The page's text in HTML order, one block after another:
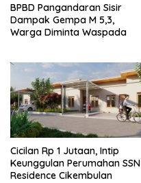
BPBD Pangandaran Sisir
Dampak Gempa M 5,3,
Warga Diminta Waspada
Cicilan Rp 1 Jutaan, Intip
Keunggulan Perumahan SSN
Residence Cikembulan